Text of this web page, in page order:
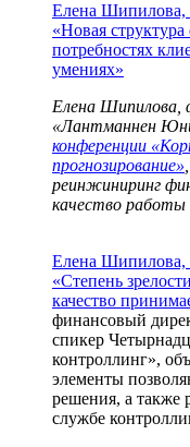
Елена
«Новая структура
потребностях
умениях»
Елена Шипилова,
«Лантманнен
конференции
прогнозирование»
реинжиниринг
качество работы
Елена
«Степень
качество
финансовый
спикер
контроллинг»,
элементы
решения, а также
службе